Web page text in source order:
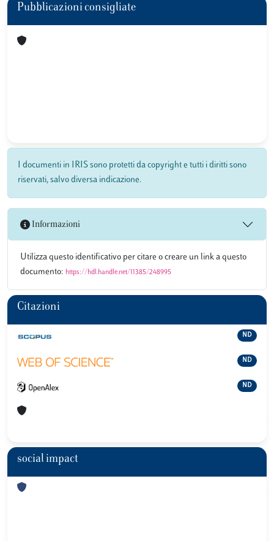
Pubblicazioni consigliate
I documenti in IRIS sono protetti da copyright e tutti i diritti sono
riservati, salvo diversa indicazione.
Informazioni
Utilizza questo identificativo per citare o creare un link a questo
documento: https://hdl.handle.net/11385/248995
Citazioni
ND
ND
ND
social impact